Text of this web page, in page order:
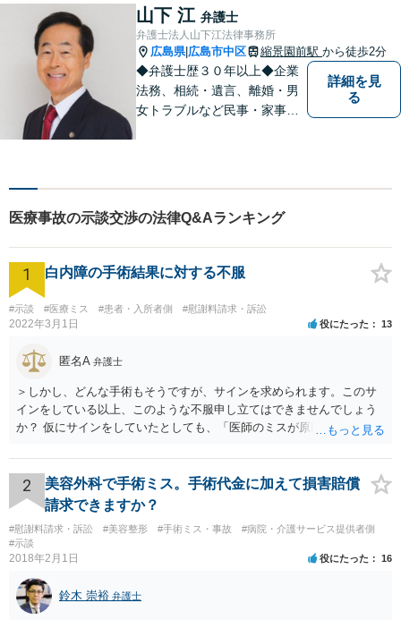
産、相続・遺言、交通事故な
ど
山下 江 弁護士
弁護士法人山下江法律事務所
広島県| 広島市中区 縮景園前駅 から徒歩2分
◆弁護士歴３０年以上◆企業
法務、相続・遺言、離婚・男
女トラブルなど民事・家事事
電話／オンライン相談可◆相
談実績39,000件以上（事務所
総数）
詳細を見
る
医療事故の示談交渉の法律Q&Aランキング
1 白内障の手術結果に対する不服
#示談 #医療ミス #患者・入所者側 #慰謝料請求・訴訟
2022年3月1日 役にたった 13
匿名A 弁護士
＞しかし、どんな手術もそうですが、サインを求められます。このサ
インをしている以上、このような不服申し立てはできませんでしょう
か？ 仮にサインをしていたとしても、「医師のミスが原因で老眼がひ
眼が悪化することがあるにもかかわらず、全く説明されなかったよう
な場合」には、請求することは可能です。
2
美容外科で手術ミス。手術代金に加えて損害賠償
請求できますか？
#慰謝料請求・訴訟 #美容整形 #手術ミス・事故
#病院・介護サービス提供者側
#示談
2018年2月1日 役にたった 16
鈴木 崇裕 弁護士